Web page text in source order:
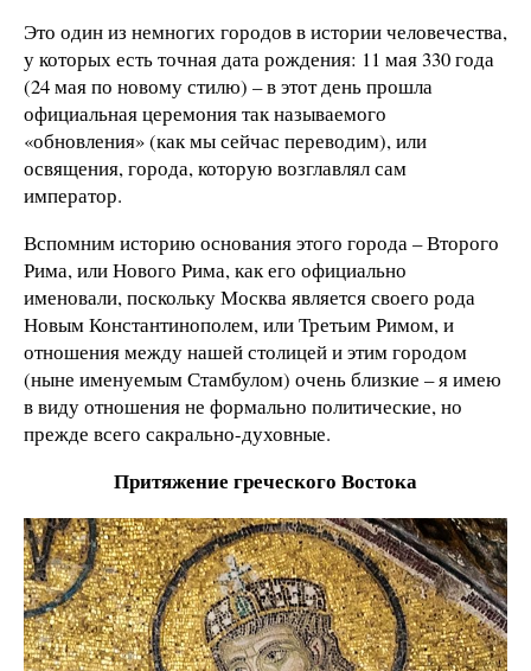
Это один из немногих городов в истории человечества,
у которых есть точная дата рождения: 11 мая 330 года
(24 мая по новому стилю) – в этот день прошла
официальная церемония так называемого
«обновления» (как мы сейчас переводим), или
освящения, города, которую возглавлял сам
император.
Вспомним историю основания этого города – Второго
Рима, или Нового Рима, как его официально
именовали, поскольку Москва является своего рода
Новым Константинополем, или Третьим Римом, и
отношения между нашей столицей и этим городом
(ныне именуемым Стамбулом) очень близкие – я имею
в виду отношения не формально политические, но
прежде всего сакрально-духовные.
Притяжение греческого Востока